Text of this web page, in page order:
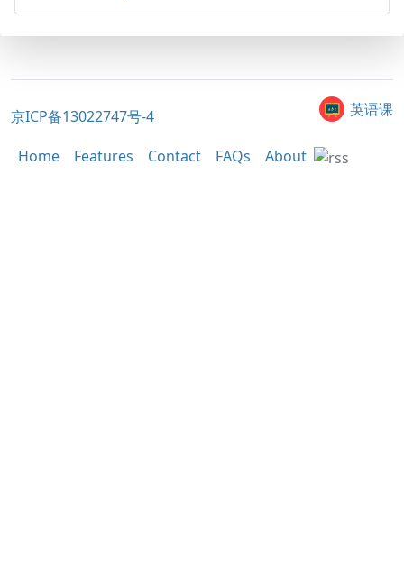
京ICP备13022747号-4 英语课
Home Features Contact FAQs About